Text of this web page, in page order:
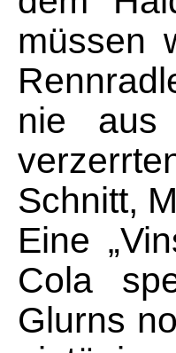
müssen
nie aus
Schnitt,
Eine
Cola
Glurns